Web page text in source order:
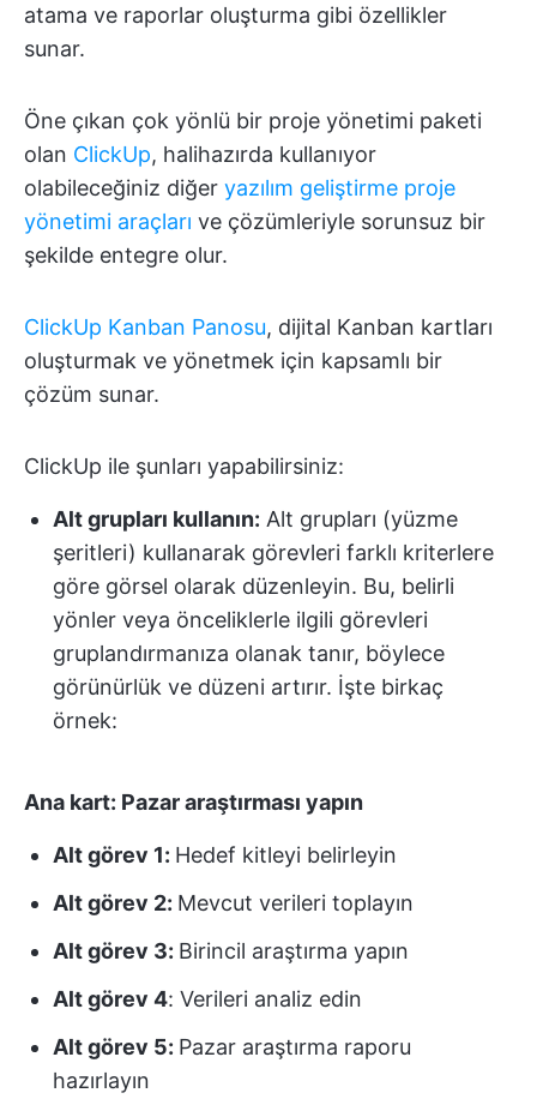
atama ve raporlar oluşturma gibi özellikler
sunar.
Öne çıkan çok yönlü bir proje yönetimi paketi
olan ClickUp, halihazırda kullanıyor
olabileceğiniz diğer yazılım geliştirme proje
yönetimi araçları ve çözümleriyle sorunsuz bir
şekilde entegre olur.
ClickUp Kanban Panosu, dijital Kanban kartları
oluşturmak ve yönetmek için kapsamlı bir
çözüm sunar.
ClickUp ile şunları yapabilirsiniz:
Alt grupları kullanın: Alt grupları (yüzme
şeritleri) kullanarak görevleri farklı kriterlere
göre görsel olarak düzenleyin. Bu, belirli
yönler veya önceliklerle ilgili görevleri
gruplandırmanıza olanak tanır, böylece
görünürlük ve düzeni artırır. İşte birkaç
örnek:
Ana kart: Pazar araştırması yapın
Alt görev 1: Hedef kitleyi belirleyin
Alt görev 2: Mevcut verileri toplayın
Alt görev 3: Birincil araştırma yapın
Alt görev 4: Verileri analiz edin
Alt görev 5: Pazar araştırma raporu
hazırlayın